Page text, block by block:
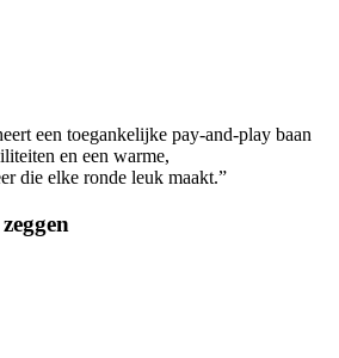
een toegankelijke pay-and-play baan
en een warme,
die elke ronde leuk maakt.”